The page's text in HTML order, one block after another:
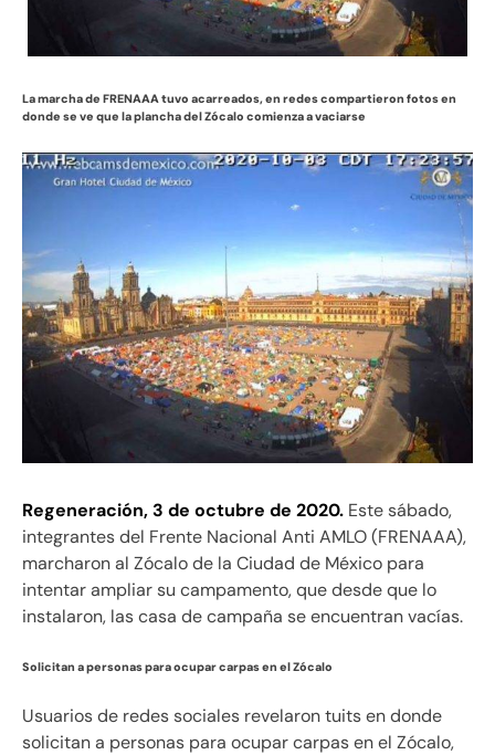
La marcha de FRENAAA tuvo acarreados, en redes compartieron fotos en
donde se ve que la plancha del Zócalo comienza a vaciarse
Regeneración, 3 de octubre de 2020. Este sábado,
integrantes del Frente Nacional Anti AMLO (FRENAAA),
marcharon al Zócalo de la Ciudad de México para
intentar ampliar su campamento, que desde que lo
instalaron, las casa de campaña se encuentran vacías.
Solicitan a personas para ocupar carpas en el Zócalo
Usuarios de redes sociales revelaron tuits en donde
solicitan a personas para ocupar carpas en el Zócalo,